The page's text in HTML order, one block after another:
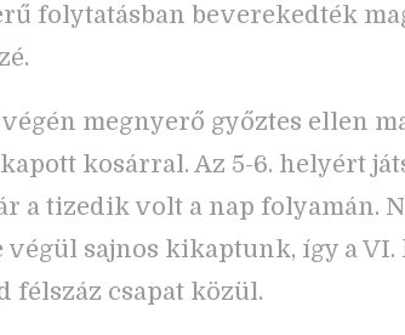
folytatásban beverekedték
megnyerő győztes ellen
kosárral. Az 5-6. helyért
a tizedik volt a nap folyamán.
végül sajnos kikaptunk, így a VI.
félszáz csapat közül.